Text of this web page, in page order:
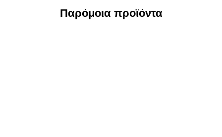
Παρόμοια προϊόντα